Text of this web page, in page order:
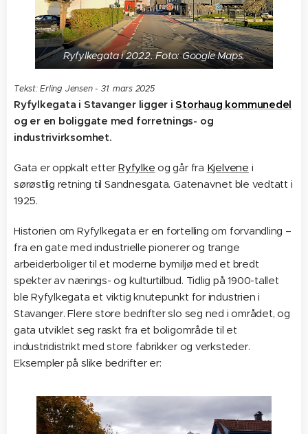
Ryfylkegata i 2022. Foto: Google Maps.
Tekst: Erling Jensen - 31. mars 2025
Ryfylkegata i Stavanger ligger iStorhaug kommunedel
og er en boliggate med forretnings- og
industrivirksomhet.
Gata er oppkalt etter Ryfylke og går fra Kjelvene i
sørøstlig retning til Sandnesgata. Gatenavnet ble vedtatt i
1925.
Historien om Ryfylkegata er en fortelling om forvandling –
fra en gate med industrielle pionerer og trange
arbeiderboliger til et moderne bymiljø med et bredt
spekter av nærings- og kulturtilbud. Tidlig på 1900-tallet
ble Ryfylkegata et viktig knutepunkt for industrien i
Stavanger. Flere store bedrifter slo seg ned i området, og
gata utviklet seg raskt fra et boligområde til et
industridistrikt med store fabrikker og verksteder.
Eksempler på slike bedrifter er: